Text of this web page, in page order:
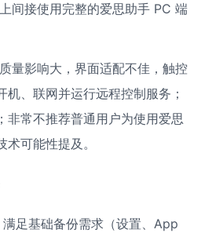
间接使用完整的爱思助手 PC 端
量影响大，界面适配不佳，触控
、联网并运行远程控制服务；
非常不推荐普通用户为使用爱思
可能性提及。
足基础备份需求（设置、App